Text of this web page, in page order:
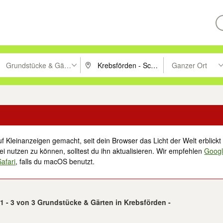
um zu suchen, oder Vorschläge mit den Pfeiltasten nach oben/
Grundstücke & Gärten PLZ oder Ort eingeben. Eingabetaste
Ganzer Ort
Suche im
Kleinanzeigen gemacht, seit dein Browser das Licht der Welt
nutzen zu können, solltest du ihn aktualisieren. Wir empfehlen
, falls du macOS benutzt.
1 - 3 von 3 Grundstücke & Gärten in Krebsförden -